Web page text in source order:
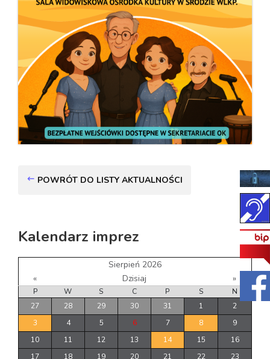
POWRÓT DO LISTY AKTUALNOŚCI
Kalendarz imprez
Sierpień 2026
«
Dzisiaj »
P W S C P S
N
27
28 29 30 31 1
2
3
4 5 6 7 8
9
10
11 12 13 14 15
16
17
18 19 20 21 22 23